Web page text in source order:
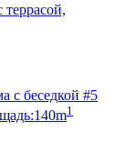
террасой,
с беседкой #5
140m1